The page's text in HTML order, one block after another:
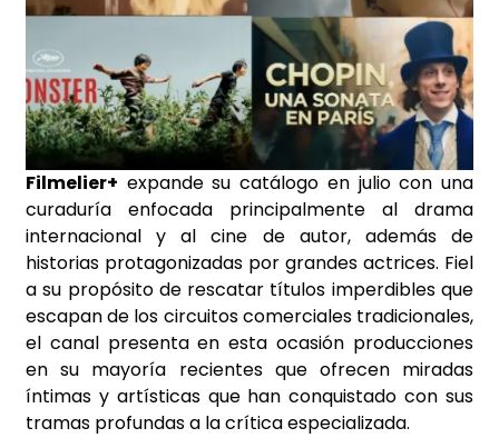
Filmelier+ expande su catálogo en julio con una
curaduría enfocada principalmente al drama
internacional y al cine de autor, además de
historias protagonizadas por grandes actrices. Fiel
a su propósito de rescatar títulos imperdibles que
escapan de los circuitos comerciales tradicionales,
el canal presenta en esta ocasión producciones
en su mayoría recientes que ofrecen miradas
íntimas y artísticas que han conquistado con sus
tramas profundas a la crítica especializada.